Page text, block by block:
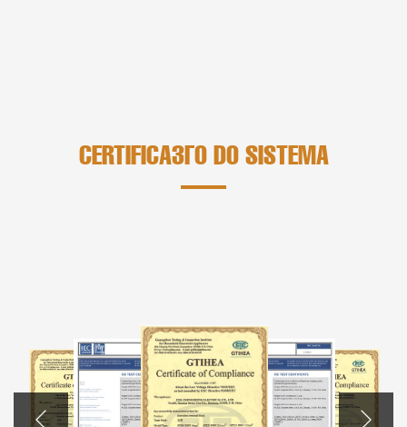
CERTIFICAÇÃO DO SISTEMA